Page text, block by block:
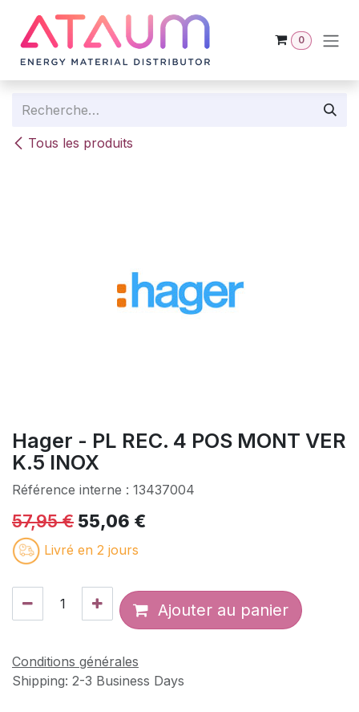
0
Tous les produits
Hager - PL REC. 4 POS MONT VER
K.5 INOX
Référence interne : 13437004
57,95€ 55,06 €
Livré en 2 jours
Ajouter au panier
Conditions générales
Shipping: 2-3 Business Days